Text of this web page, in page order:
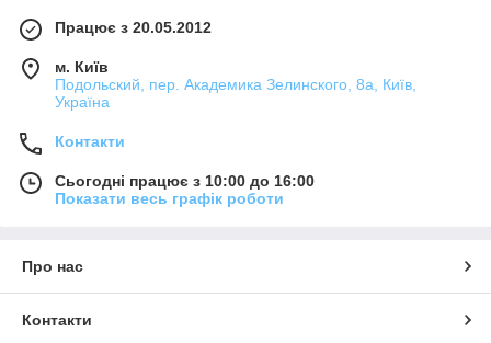
Працює з 20.05.2012
м. Київ
Подольский, пер. Академика Зелинского, 8а, Київ,
Україна
Контакти
Сьогодні працює з 10:00 до 16:00
Показати весь графік роботи
Про нас
Контакти